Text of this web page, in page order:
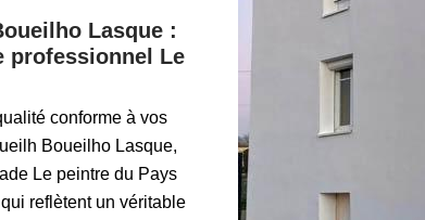
Lasque :
professionnel Le
conforme à vos
Boueilho Lasque,
Le peintre du Pays
reflètent un véritable